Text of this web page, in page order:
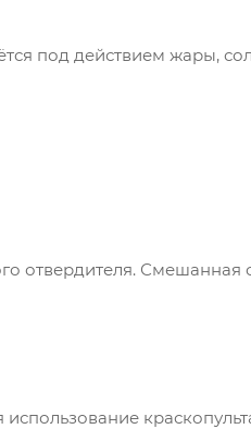
под действием жары,
отвердителя. Смешанная